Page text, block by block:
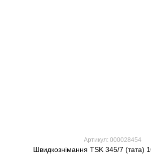
Артикул: 000028454
Швидкознімання TSK 345/7 (тата)